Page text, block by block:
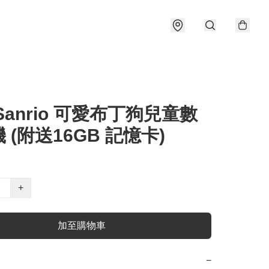
可愛布丁狗兒童數
(附送16GB 記憶卡)
+
加至購物車
−